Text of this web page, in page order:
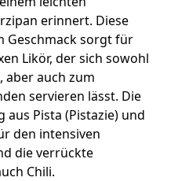
erinnert. Diese
Geschmack sorgt für
Likör, der sich sowohl
aber auch zum
servieren lässt. Die
aus Pista (Pistazie) und
den intensiven
die verrückte
Chili.